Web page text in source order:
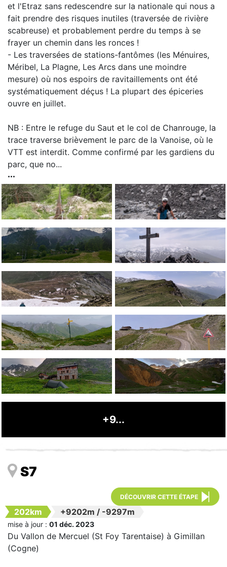
et l'Etraz sans redescendre sur la nationale qui nous a
fait prendre des risques inutiles (traversée de rivière
scabreuse) et probablement perdre du temps à se
frayer un chemin dans les ronces !
- Les traversées de stations-fantômes (les Ménuires,
Méribel, La Plagne, Les Arcs dans une moindre
mesure) où nos espoirs de ravitaillements ont été
systématiquement déçus ! La plupart des épiceries
ouvre en juillet.
NB : Entre le refuge du Saut et le col de Chanrouge, la
trace traverse brièvement le parc de la Vanoise, où le
VTT est interdit. Comme confirmé par les gardiens du
parc, que no...
+9...
S7
DÉCOUVRIR CETTE ÉTAPE
202km +9202m / -9297m
mise à jour : 01 déc. 2023
Du Vallon de Mercuel (St Foy Tarentaise) à Gimillan
(Cogne)